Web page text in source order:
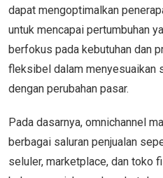
dapat mengoptimalkan
untuk mencapai pertumbuhan
berfokus pada kebutuhan dan
fleksibel dalam menyesuaikan
dengan perubahan pasar.
Pada dasarnya, omnichannel
berbagai saluran penjualan
seluler, marketplace, dan toko